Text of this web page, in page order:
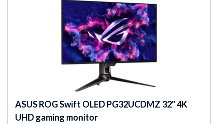
ASUSROG Swift OLED PG32UCDMZ 32" 4K
UHD gaming monitor